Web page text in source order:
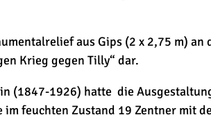
aus Gips (2 x 2,75 m)
Krieg gegen Tilly“ dar.
(1847-1926) hatte die
feuchten Zustand 19 Zentner mit